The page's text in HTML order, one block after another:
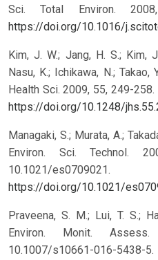
Sci. Total Environ.
https://doi.org/10.1016/
Kim, J. W.; Jang, H. S.; Kim,
Nasu, K.; Ichikawa, N.; Takao,
Health Sci. 2009, 55, 249-
https://doi.org/10.1248/
Managaki, S.; Murata, A.;
Environ. Sci. Technol.
10.1021/
https://doi.org/10.1021/
Praveena, S. M.; Lui, T. S.;
Environ. Monit.
10.1007/